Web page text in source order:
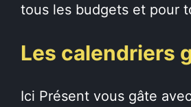
tous les budgets et pour
Les calendriers
Ici Présent vous gâte